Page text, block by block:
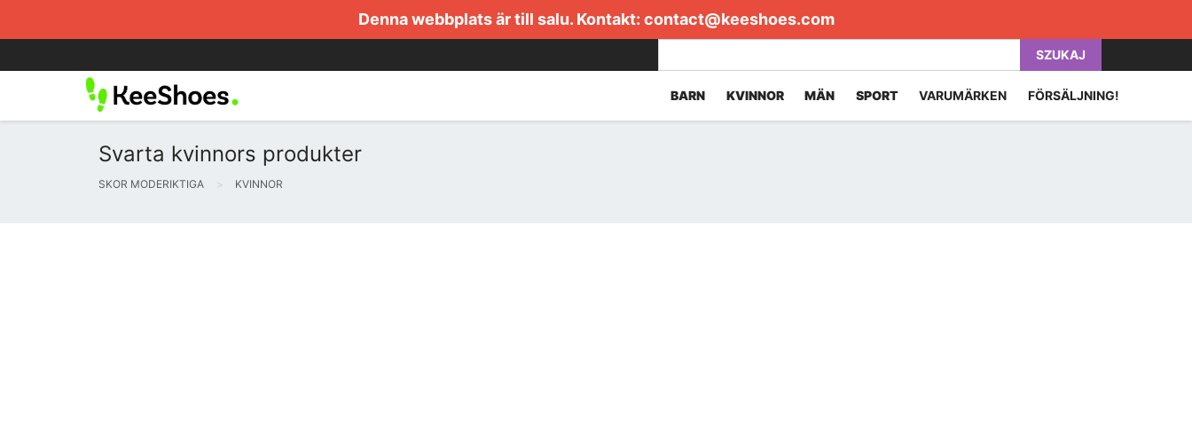
Denna webbplats är till salu. Kontakt: contact@keeshoes.com
SZUKAJ
BARN KVINNOR MÄN SPORT VARUMÄRKEN FÖRSÄLJNING!
Svarta kvinnors produkter
SKOR MODERIKTIGA KVINNOR